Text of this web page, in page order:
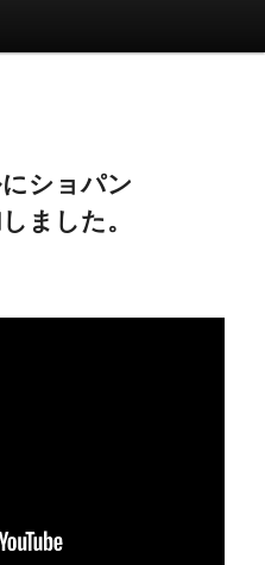
ショパン
ました。